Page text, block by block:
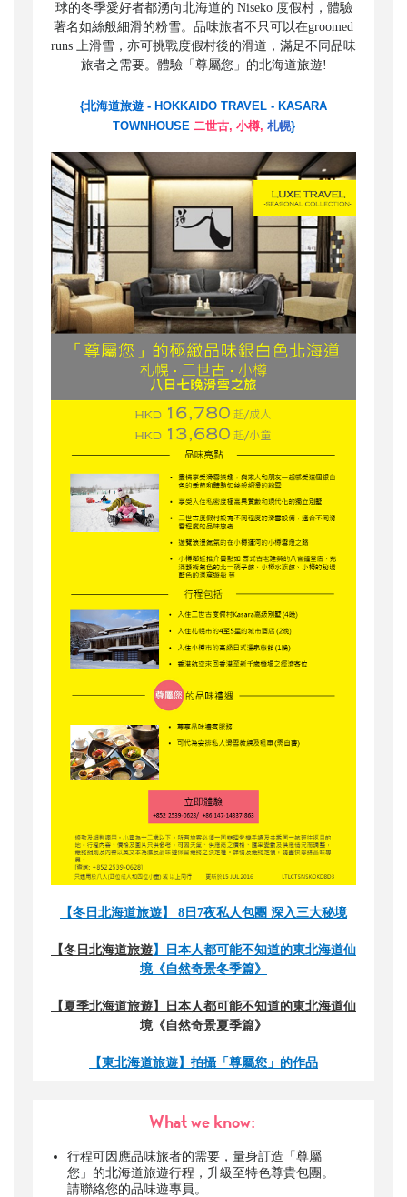
球的冬季愛好者都湧向北海道的 Niseko 度假村，體驗
著名如絲般細滑的粉雪。品味旅者不只可以在groomed
runs 上滑雪，亦可挑戰度假村後的滑道，滿足不同品味
旅者之需要。 體驗「尊屬您」的北海道旅遊!
{北海道旅遊 - HOKKAIDO TRAVEL - KASARA
TOWNHOUSE 二世古, 小樽, 札幌}
【冬日北海道旅遊】 8日7夜私人包團 深入三大秘境
【冬日北海道旅遊】日本人都可能不知道的東北海道仙
境《自然奇景冬季篇》
【夏季北海道旅遊】
日本人都可能不知道的東北海道仙
境《自然奇景夏季篇》
【東北海道旅遊】 拍攝「尊屬您」的作品
What we know:
行程可因應品味旅者的需要，量身訂造「尊屬
您」的北海道旅遊行程，升級至特色尊貴包團。
請聯絡您的品味遊專員。